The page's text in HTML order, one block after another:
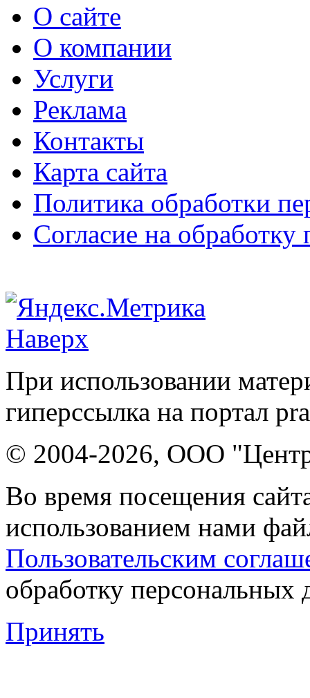
О сайте
О компании
Услуги
Реклама
Контакты
Карта сайта
Политика обработки
Согласие на
Наверх
При использовании
гиперссылка на портал
© 2004-2026, ООО "Центр
Во время посещения
использованием нами
Пользовательским
обработку персональных
Принять